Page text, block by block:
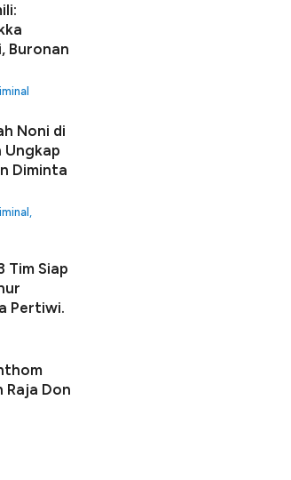
Buronan
Noni di
Ungkap
Diminta
,
Tim Siap
Pertiwi.
Raja Don